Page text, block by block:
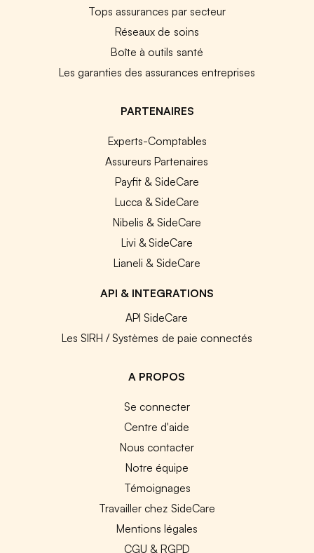
Tops assurances par secteur
Réseaux de soins
Boîte à outils santé
Les garanties des assurances entreprises
PARTENAIRES
Experts-Comptables
Assureurs Partenaires
Payfit & SideCare
Lucca & SideCare
Nibelis & SideCare
Livi & SideCare
Lianeli & SideCare
API & INTEGRATIONS
API SideCare
Les SIRH / Systèmes de paie connectés
A PROPOS
Se connecter
Centre d'aide
Nous contacter
Notre équipe
Témoignages
Travailler chez SideCare
Mentions légales
CGU & RGPD